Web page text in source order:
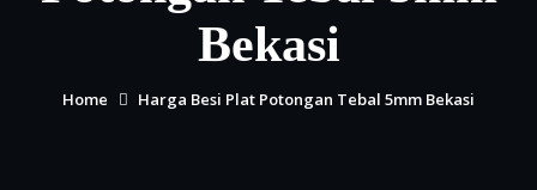
Bekasi
Home Harga Besi Plat Potongan Tebal 5mm Bekasi